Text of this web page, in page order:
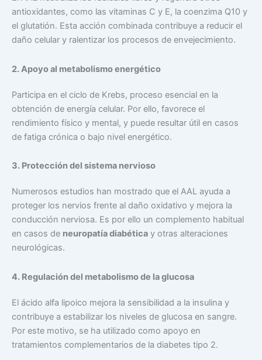
antioxidantes, como las vitaminas C y E, la coenzima Q10 y
el glutatión. Esta acción combinada contribuye a reducir el
daño celular y ralentizar los procesos de envejecimiento.
2. Apoyo al metabolismo energético
Participa en el ciclo de Krebs, proceso esencial en la
obtención de energía celular. Por ello, favorece el
rendimiento físico y mental, y puede resultar útil en casos
de fatiga crónica o bajo nivel energético.
3. Protección del sistema nervioso
Numerosos estudios han mostrado que el AAL ayuda a
proteger los nervios frente al daño oxidativo y mejora la
conducción nerviosa. Es por ello un complemento habitual
en casos de neuropatía diabética y otras alteraciones
neurológicas.
4. Regulación del metabolismo de la glucosa
El ácido alfa lipoico mejora la sensibilidad a la insulina y
contribuye a estabilizar los niveles de glucosa en sangre.
Por este motivo, se ha utilizado como apoyo en
tratamientos complementarios de la diabetes tipo 2.